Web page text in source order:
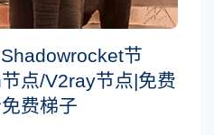
节
点/V2ray节点|免费
费梯子